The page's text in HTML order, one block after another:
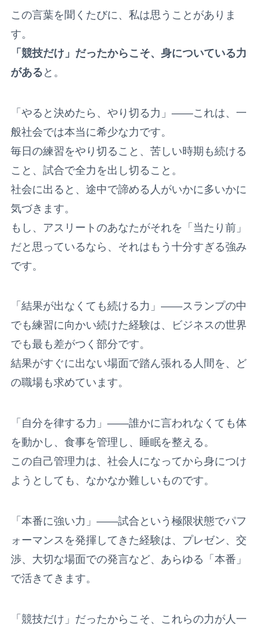
この言葉を聞くたびに、私は思うことがありま
す。
「競技だけ」だったからこそ、身についている力
がある と。
「やると決めたら、やり切る力」——これは、一
般社会では本当に希少な力です。
毎日の練習をやり切ること、苦しい時期も続ける
こと、試合で全力を出し切ること。
社会に出ると、途中で諦める人がいかに多いかに
気づきます。
もし、アスリートのあなたがそれを「当たり前」
だと思っているなら、それはもう十分すぎる強み
です。
「結果が出なくても続ける力」——スランプの中
でも練習に向かい続けた経験は、ビジネスの世界
でも最も差がつく部分です。
結果がすぐに出ない場面で踏ん張れる人間を、ど
の職場も求めています。
「自分を律する力」——誰かに言われなくても体
を動かし、食事を管理し、睡眠を整える。
この自己管理力は、社会人になってから身につけ
ようとしても、なかなか難しいものです。
「本番に強い力」——試合という極限状態でパフ
ォーマンスを発揮してきた経験は、プレゼン、交
渉、大切な場面での発言など、あらゆる「本番」
で活きてきます。
「競技だけ」だったからこそ、これらの力が人一